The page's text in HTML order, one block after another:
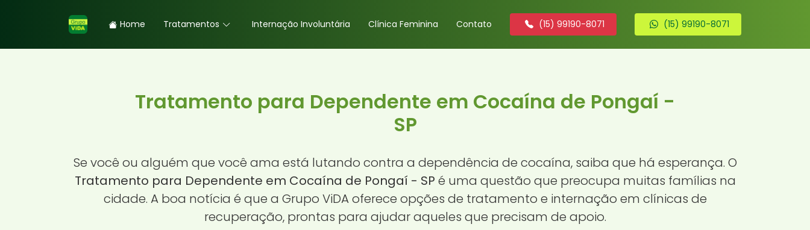
Home Tratamentos Internação Involuntária Clínica Feminina Contato (15) 99190-8071 (15) 99190-8071
Tratamento para Dependente em Cocaína de Pongaí -
SP
Se você ou alguém que você ama está lutando contra a dependência de cocaína, saiba que há esperança. O
Tratamento para Dependente em Cocaína de Pongaí - SP é uma questão que preocupa muitas famílias na
cidade. A boa notícia é que a Grupo ViDA oferece opções de tratamento e internação em clínicas de
recuperação, prontas para ajudar aqueles que precisam de apoio.